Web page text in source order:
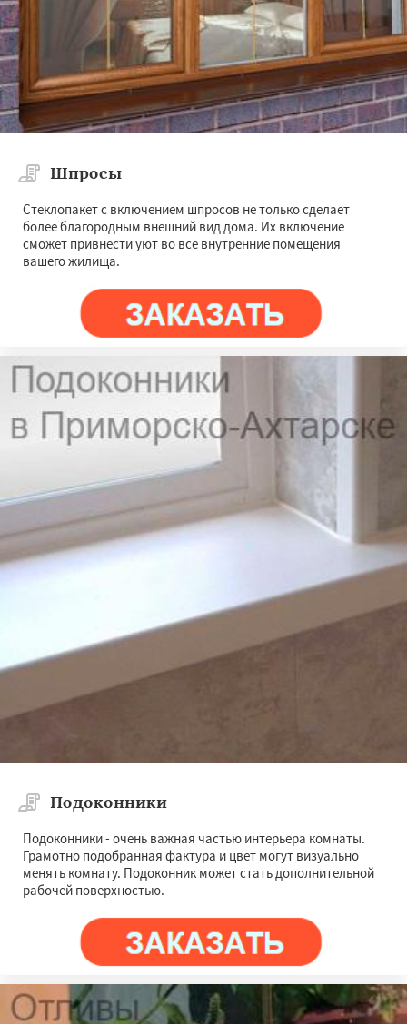
Шпросы
Стеклопакет с включением шпросов не только сделает
более благородным внешний вид дома. Их включение
сможет привнести уют во все внутренние помещения
вашего жилища.
Подоконники
Подоконники - очень важная частью интерьера комнаты.
Грамотно подобранная фактура и цвет могут визуально
менять комнату. Подоконник может стать дополнительной
рабочей поверхностью.